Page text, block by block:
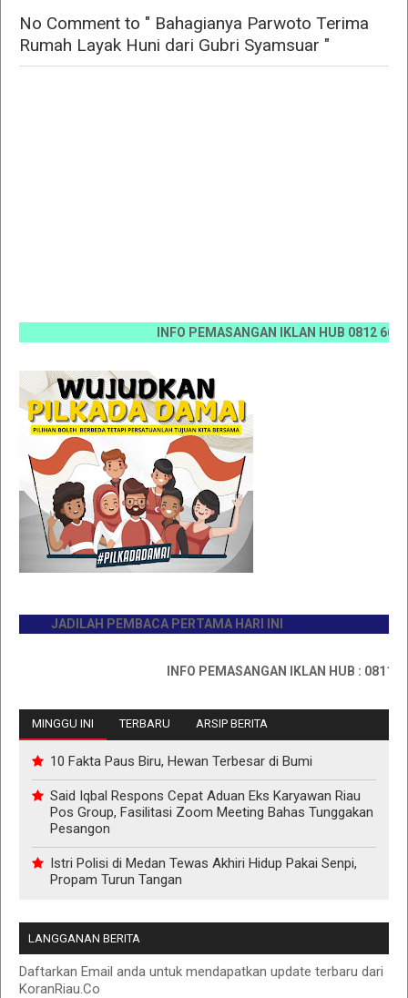
No Comment to " Bahagianya Parwoto Terima
Rumah Layak Huni dari Gubri Syamsuar "
INFO PEMASANGAN IKLAN HUB 0812 6670
JADILAH PEMBACA PERTAMA HARI INI
INFO PEMASANGAN IKLAN HUB : 0811767335
MINGGU INI TERBARU ARSIP BERITA
10 Fakta Paus Biru, Hewan Terbesar di Bumi
Said Iqbal Respons Cepat Aduan Eks Karyawan Riau
Pos Group, Fasilitasi Zoom Meeting Bahas Tunggakan
Pesangon
Istri Polisi di Medan Tewas Akhiri Hidup Pakai Senpi,
Propam Turun Tangan
LANGGANAN BERITA
Daftarkan Email anda untuk mendapatkan update terbaru dari
KoranRiau.Co